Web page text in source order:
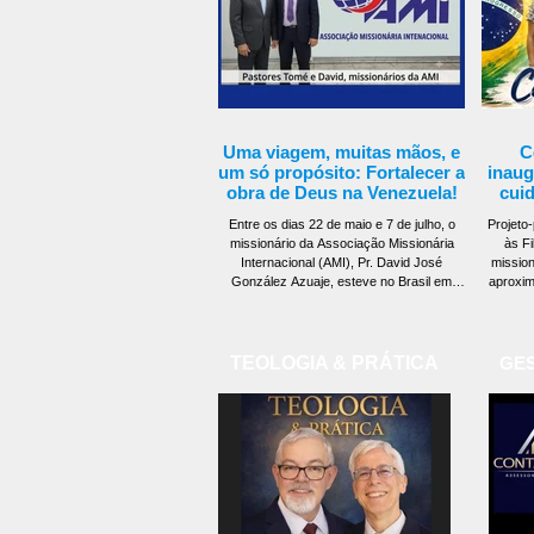
Uma viagem, muitas mãos, e
um só propósito: Fortalecer a
obra de Deus na Venezuela!
Entre os dias 22 de maio e 7 de julho, o
missionário da Associação Missionária
Internacional (AMI), Pr. David José
González Azuaje, esteve no Brasil em
viagem mais curta do que a realizada
anteriormente - quando visitou igrejas nos
estados do Amazonas, Mato Grosso e
Bahia - desta
às
de